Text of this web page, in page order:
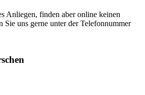
Anliegen, finden aber online keinen
Sie uns gerne unter der Telefon­nummer